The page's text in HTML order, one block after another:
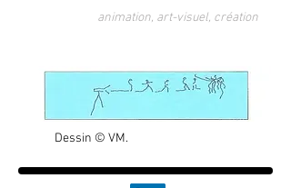
animation, art-visuel, création
Dessin © VM.